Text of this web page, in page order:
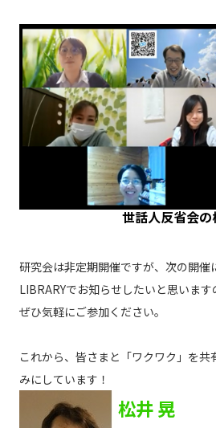
世話人反省会の
研究会は非定期開催ですが、次の開催
LIBRARYでお知らせしたいと思いま
ぜひ気軽にご参加ください。
これから、皆さまと「ワクワク」を共
みにしています！
松井 晃